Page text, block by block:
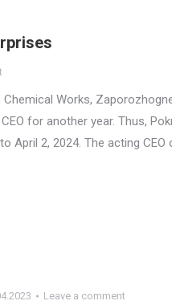
Works,
for another year. Thus,
April 2, 2024. The acting CEO
Leave a comment